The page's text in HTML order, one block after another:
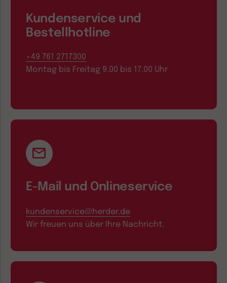
Kundenservice und
Bestellhotline
+49 761 2717300
Montag bis Freitag 9.00 bis 17.00 Uhr
E-Mail und Onlineservice
kundenservice@herder.de
Wir freuen uns über Ihre Nachricht.